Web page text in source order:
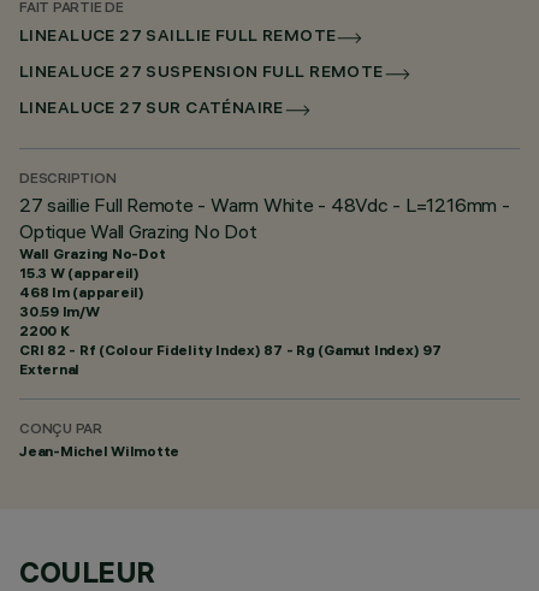
FAIT PARTIE DE
LINEALUCE 27 SAILLIE FULL REMOTE
LINEALUCE 27 SUSPENSION FULL REMOTE
LINEALUCE 27 SUR CATÉNAIRE
DESCRIPTION
27 saillie Full Remote - Warm White - 48Vdc - L=1216mm -
Optique Wall Grazing No Dot
Wall Grazing No-Dot
15.3 W (appareil)
468 lm (appareil)
30.59 lm/W
2200 K
CRI 82 - Rf (Colour Fidelity Index) 87 - Rg (Gamut Index) 97
External
CONÇU PAR
Jean-Michel Wilmotte
COULEUR